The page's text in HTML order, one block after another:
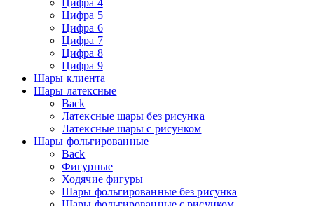
Цифра 5
Цифра 6
Цифра 7
Цифра 8
Цифра 9
Шары клиента
Шары латексные
Back
Латексные шары без рисунка
Латексные шары с рисунком
Шары фольгированные
Back
Фигурные
Ходячие фигуры
Шары фольгированные без рисунка